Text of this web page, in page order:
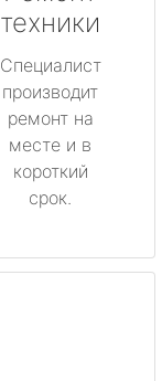
техники
Специалист
производит
ремонт на
месте и в
короткий
срок.